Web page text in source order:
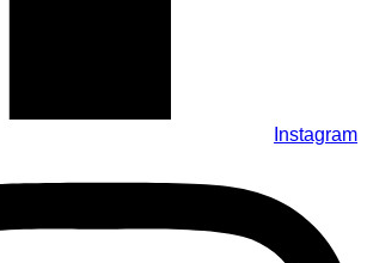
Instagram